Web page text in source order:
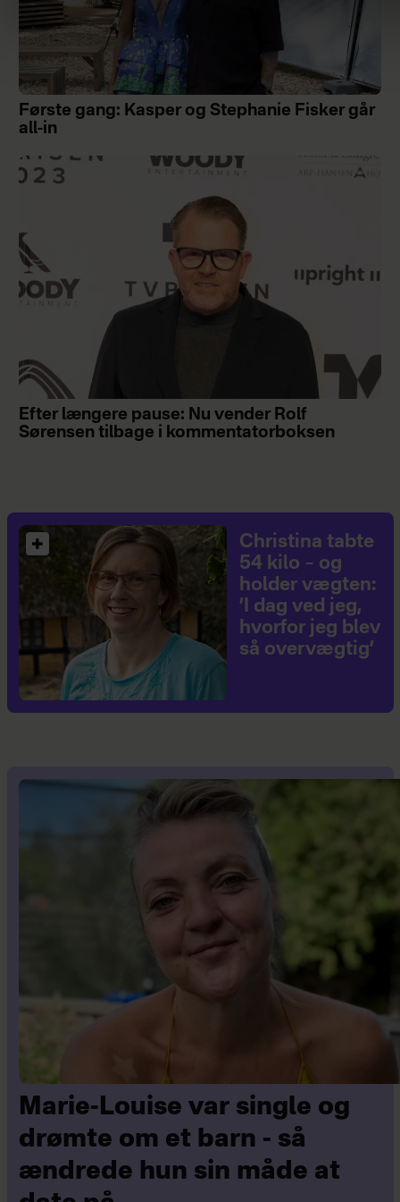
Første gang: Kasper og Stephanie Fisker går
all-in
Efter længere pause: Nu vender Rolf
Sørensen tilbage i kommentatorboksen
Christina tabte
54 kilo – og
holder vægten:
’I dag ved jeg,
hvorfor jeg blev
så overvægtig’
Marie-Louise var single og
drømte om et barn - så
ændrede hun sin måde at